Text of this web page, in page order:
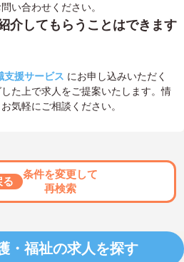
い合わせください。
介してもらうことはできます
支援サービス にお申し込みいただく
た上で求人をご提案いたします。情
気軽にご相談ください。
条件を変更して
再検索
・福祉の求人を探す